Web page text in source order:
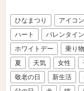
ひなまつり アイコン
ハート
バレンタイ
ホワイトデー
乗り物
夏
天気 女性
敬老の日
新生活